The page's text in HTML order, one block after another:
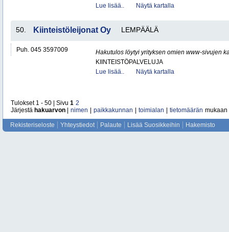
Lue lisää..
Näytä kartalla
50. Kiinteistöleijonat Oy LEMPÄÄLÄ
Puh. 045 3597009
Hakutulos löytyi yrityksen omien www-sivujen
KIINTEISTÖPALVELUJA
Lue lisää..
Näytä kartalla
Tulokset 1 - 50 | Sivu 1 2
Järjestä hakuarvon nimen paikkakunnan toimialan tietomäärän mukaan
Rekisteriseloste Yhteystiedot Palaute Lisää Suosikkeihin Hakemisto